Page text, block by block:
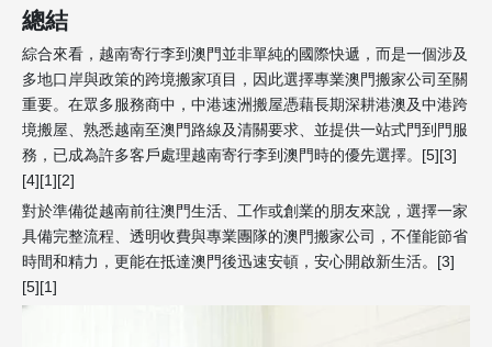
總結
綜合來看，越南寄行李到澳門並非單純的國際快遞，而是一個涉及
多地口岸與政策的跨境搬家項目，因此選擇專業澳門搬家公司至關
重要。在眾多服務商中，中港速洲搬屋憑藉長期深耕港澳及中港跨
境搬屋、熟悉越南至澳門路線及清關要求、並提供一站式門到門服
務，已成為許多客戶處理越南寄行李到澳門時的優先選擇。[5][3]
[4][1][2]
對於準備從越南前往澳門生活、工作或創業的朋友來說，選擇一家
具備完整流程、透明收費與專業團隊的澳門搬家公司，不僅能節省
時間和精力，更能在抵達澳門後迅速安頓，安心開啟新生活。[3]
[5][1]